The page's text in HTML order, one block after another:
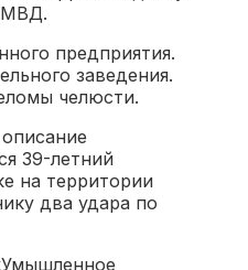
предприятия.
заведения.
челюсти.
39-летний
на территории
два удара по